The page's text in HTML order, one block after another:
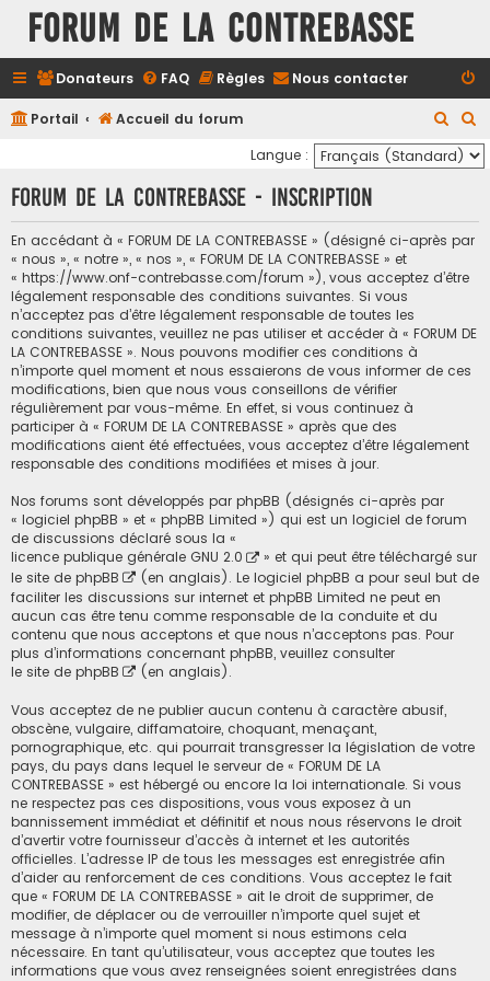
FORUM DE LA CONTREBASSE
Donateurs FAQ Règles Nous contacter
Portail Accueil du forum
e
c
e
c
c
r
Langue :
FORUM DE LA CONTREBASSE - Inscription
En accédant à « FORUM DE LA CONTREBASSE » (désigné ci-après par
« nous », « notre », « nos », « FORUM DE LA CONTREBASSE » et
« https://www.onf-contrebasse.com/forum »), vous acceptez d’être
légalement responsable des conditions suivantes. Si vous
n’acceptez pas d’être légalement responsable de toutes les
conditions suivantes, veuillez ne pas utiliser et accéder à « FORUM DE
LA CONTREBASSE ». Nous pouvons modifier ces conditions à
n’importe quel moment et nous essaierons de vous informer de ces
modifications, bien que nous vous conseillons de vérifier
régulièrement par vous-même. En effet, si vous continuez à
participer à « FORUM DE LA CONTREBASSE » après que des
modifications aient été effectuées, vous acceptez d’être légalement
responsable des conditions modifiées et mises à jour.
Nos forums sont développés par phpBB (désignés ci-après par
« logiciel phpBB » et « phpBB Limited ») qui est un logiciel de forum
de discussions déclaré sous la «
licence publique générale GNU 2.0
» et qui peut être téléchargé sur
le site de phpBB
(en anglais). Le logiciel phpBB a pour seul but de
faciliter les discussions sur internet et phpBB Limited ne peut en
aucun cas être tenu comme responsable de la conduite et du
contenu que nous acceptons et que nous n’acceptons pas. Pour
plus d’informations concernant phpBB, veuillez consulter
le site de phpBB
(en anglais).
Vous acceptez de ne publier aucun contenu à caractère abusif,
obscène, vulgaire, diffamatoire, choquant, menaçant,
pornographique, etc. qui pourrait transgresser la législation de votre
pays, du pays dans lequel le serveur de « FORUM DE LA
CONTREBASSE » est hébergé ou encore la loi internationale. Si vous
ne respectez pas ces dispositions, vous vous exposez à un
bannissement immédiat et définitif et nous nous réservons le droit
d’avertir votre fournisseur d’accès à internet et les autorités
officielles. L’adresse IP de tous les messages est enregistrée afin
d’aider au renforcement de ces conditions. Vous acceptez le fait
que « FORUM DE LA CONTREBASSE » ait le droit de supprimer, de
modifier, de déplacer ou de verrouiller n’importe quel sujet et
message à n’importe quel moment si nous estimons cela
nécessaire. En tant qu’utilisateur, vous acceptez que toutes les
informations que vous avez renseignées soient enregistrées dans